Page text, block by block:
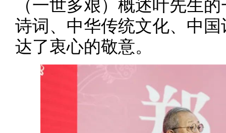
（一世多艰）概述叶先生
诗词、中华传统文化、中
达了衷心的敬意。